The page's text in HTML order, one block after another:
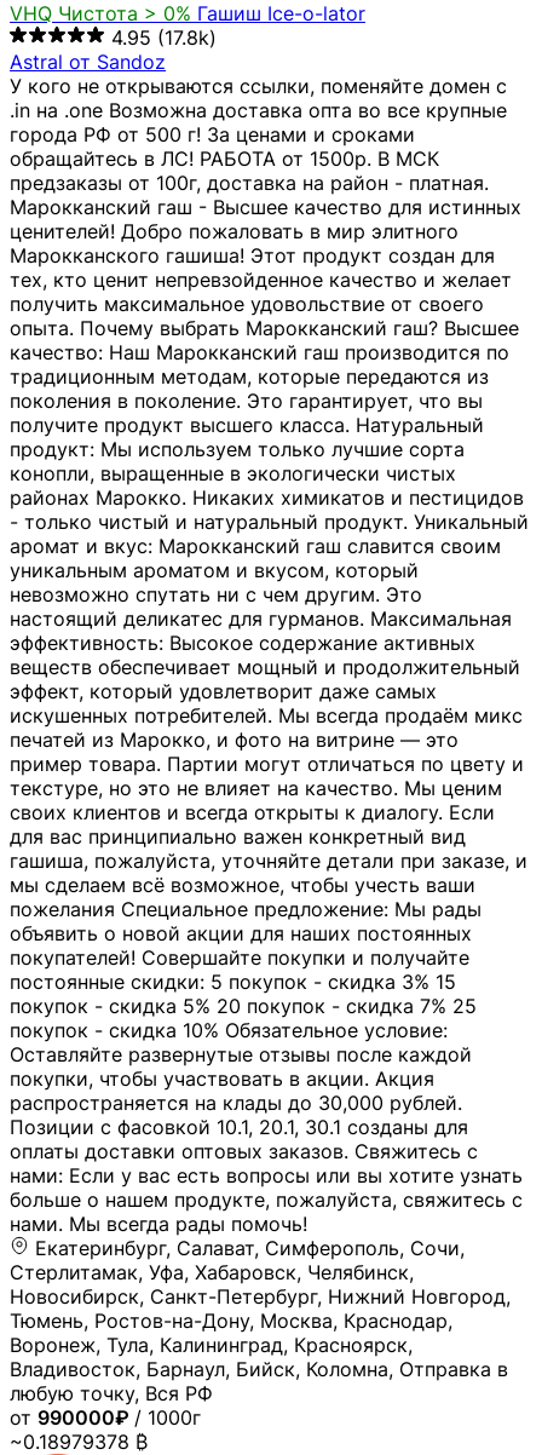
VHQ Чистота > 0% Гашиш Ice-o-lator
4.95 (17.8k)
Astral от Sandoz
У кого не открываются ссылки, поменяйте домен с
.in на .one Возможна доставка опта во все крупные
города РФ от 500 г! За ценами и сроками
обращайтесь в ЛС! РАБОТА от 1500р. В МСК
предзаказы от 100г, доставка на район - платная.
Марокканский гаш - Высшее качество для истинных
ценителей! Добро пожаловать в мир элитного
Марокканского гашиша! Этот продукт создан для
тех, кто ценит непревзойденное качество и желает
получить максимальное удовольствие от своего
опыта. Почему выбрать Марокканский гаш? Высшее
качество: Наш Марокканский гаш производится по
традиционным методам, которые передаются из
поколения в поколение. Это гарантирует, что вы
получите продукт высшего класса. Натуральный
продукт: Мы используем только лучшие сорта
конопли, выращенные в экологически чистых
районах Марокко. Никаких химикатов и пестицидов
- только чистый и натуральный продукт. Уникальный
аромат и вкус: Марокканский гаш славится своим
уникальным ароматом и вкусом, который
невозможно спутать ни с чем другим. Это
настоящий деликатес для гурманов. Максимальная
эффективность: Высокое содержание активных
веществ обеспечивает мощный и продолжительный
эффект, который удовлетворит даже самых
искушенных потребителей. Мы всегда продаём микс
печатей из Марокко, и фото на витрине — это
пример товара. Партии могут отличаться по цвету и
текстуре, но это не влияет на качество. Мы ценим
своих клиентов и всегда открыты к диалогу. Если
для вас принципиально важен конкретный вид
гашиша, пожалуйста, уточняйте детали при заказе, и
мы сделаем всё возможное, чтобы учесть ваши
пожелания Специальное предложение: Мы рады
объявить о новой акции для наших постоянных
покупателей! Совершайте покупки и получайте
постоянные скидки: 5 покупок - скидка 3% 15
покупок - скидка 5% 20 покупок - скидка 7% 25
покупок - скидка 10% Обязательное условие:
Оставляйте развернутые отзывы после каждой
покупки, чтобы участвовать в акции. Акция
распространяется на клады до 30,000 рублей.
Позиции с фасовкой 10.1, 20.1, 30.1 созданы для
оплаты доставки оптовых заказов. Свяжитесь с
нами: Если у вас есть вопросы или вы хотите узнать
больше о нашем продукте, пожалуйста, свяжитесь с
нами. Мы всегда рады помочь!
Екатеринбург, Салават, Симферополь, Сочи,
Стерлитамак, Уфа, Хабаровск, Челябинск,
Новосибирск, Санкт-Петербург, Нижний Новгород,
Тюмень, Ростов-на-Дону, Москва, Краснодар,
Воронеж, Тула, Калининград, Красноярск,
Владивосток, Барнаул, Бийск, Коломна, Отправка в
любую точку, Вся РФ
от 990000₽ / 1000г
~0.18979378 ₿